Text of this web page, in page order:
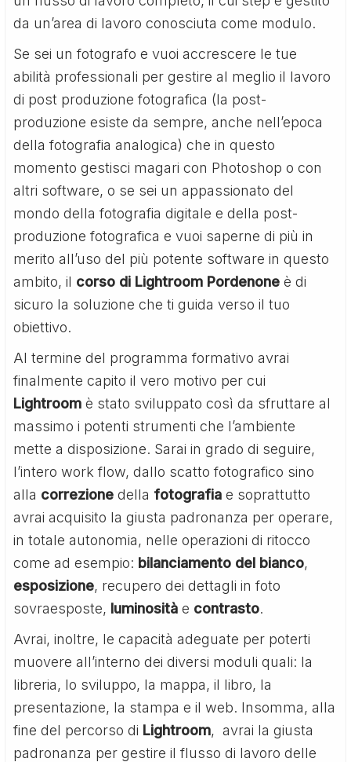
da un’area di lavoro conosciuta come modulo.
Se sei un fotografo e vuoi accrescere le tue
abilità professionali per gestire al meglio il lavoro
di post produzione fotografica (la post-
produzione esiste da sempre, anche nell’epoca
della fotografia analogica) che in questo
momento gestisci magari con Photoshop o con
altri software, o se sei un appassionato del
mondo della fotografia digitale e della post-
produzione fotografica e vuoi saperne di più in
merito all’uso del più potente software in questo
ambito, il corso di Lightroom Pordenone è di
sicuro la soluzione che ti guida verso il tuo
obiettivo.
Al termine del programma formativo avrai
finalmente capito il vero motivo per cui
Lightroom è stato sviluppato così da sfruttare al
massimo i potenti strumenti che l’ambiente
mette a disposizione. Sarai in grado di seguire,
l’intero work flow, dallo scatto fotografico sino
alla correzione della fotografia e soprattutto
avrai acquisito la giusta padronanza per operare,
in totale autonomia, nelle operazioni di ritocco
come ad esempio: bilanciamento del bianco,
esposizione, recupero dei dettagli in foto
sovraesposte, luminosità e contrasto.
Avrai, inoltre, le capacità adeguate per poterti
muovere all’interno dei diversi moduli quali: la
libreria, lo sviluppo, la mappa, il libro, la
presentazione, la stampa e il web. Insomma, alla
fine del percorso di Lightroom, avrai la giusta
padronanza per gestire il flusso di lavoro delle